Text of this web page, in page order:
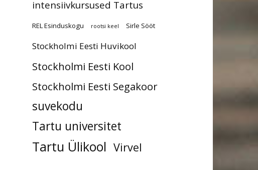
intensiivkursused Tartus
REL Esinduskogu rootsi keel Sirle Sööt
Stockholmi Eesti Huvikool
Stockholmi Eesti Kool
Stockholmi Eesti Segakoor
suvekodu
Tartu universitet
Tartu Ülikool Virvel